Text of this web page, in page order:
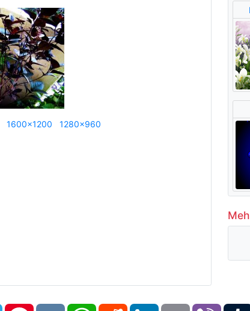
1600x1200 1280x960